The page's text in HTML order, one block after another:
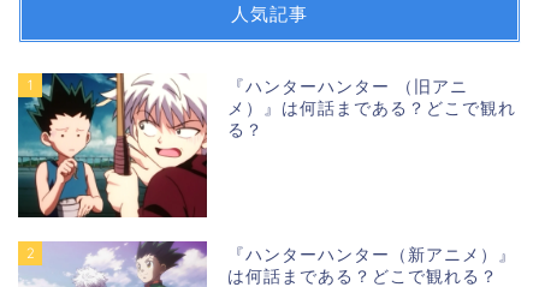
人気記事
1
『ハンターハンター （旧アニ
メ）』は何話まである？どこで観れ
る？
2
『ハンターハンター（新アニメ）』
は何話まである？どこで観れる？